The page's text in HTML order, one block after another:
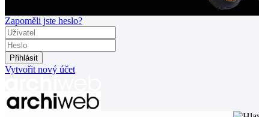
Zapoměli jste heslo?
Vytvořit nový účet